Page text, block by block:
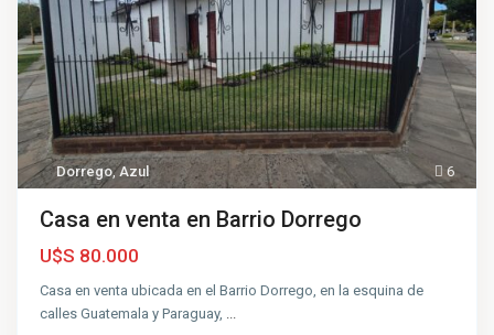
6
Dorrego,Azul
Casa en venta en Barrio Dorrego
U$S 80.000
Casa en venta ubicada en el Barrio Dorrego, en la esquina de
calles Guatemala y Paraguay, ...